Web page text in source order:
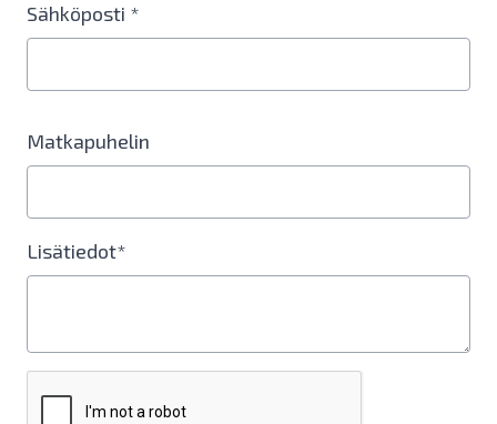
Sähköposti *
Matkapuhelin
Lisätiedot*